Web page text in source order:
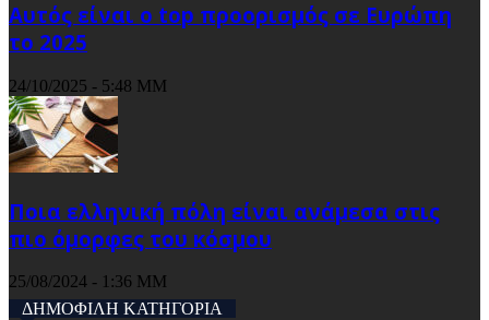
Αυτός είναι ο top προορισμός σε Ευρώπη
το 2025
24/10/2025 - 5:48 ΜΜ
Ποια ελληνική πόλη είναι ανάμεσα στις
πιο όμορφες του κόσμου
25/08/2024 - 1:36 ΜΜ
ΔΗΜΟΦΙΛΗ ΚΑΤΗΓΟΡΙΑ